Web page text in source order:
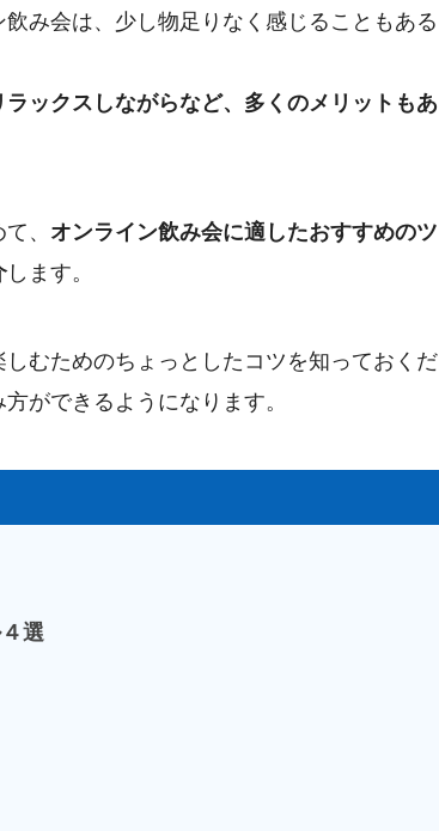
み会は、少し物足りなく感じることもある
ックスしながらなど、多くのメリットもあ
、 オンライン飲み会に適したおすすめのツ
します。
むためのちょっとしたコツを知っておくだ
ができるようになります。
選